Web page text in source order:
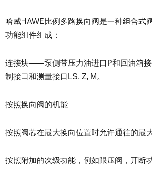
哈威HAWE比例多路换向阀是一种组合式
功能组件组成：
连接块——泵侧带压力油进口P和回油箱
制接口和测量接口LS, Z, M。
按照换向阀的机能
按照阀芯在最大换向位置时允许通往的最
按照附加的次级功能，例如限压阀，开断